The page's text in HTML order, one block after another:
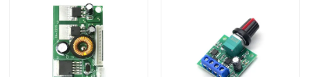
আমাদের সম্পর্কে